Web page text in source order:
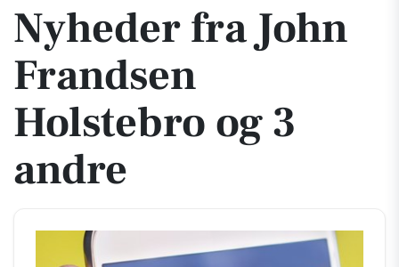
Nyheder fra John
Frandsen
Holstebro og 3
andre